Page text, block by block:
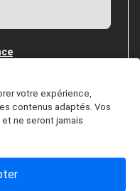
votre expérience,
contenus adaptés. Vos
ne seront jamais